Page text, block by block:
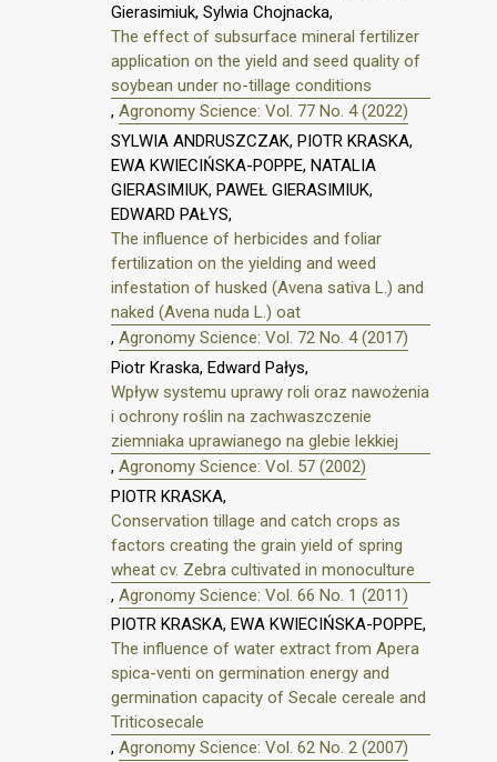
Gierasimiuk, Sylwia Chojnacka,
The effect of subsurface mineral fertilizer
application on the yield and seed quality of
soybean under no-tillage conditions
, Agronomy Science: Vol. 77 No. 4 (2022)
SYLWIA ANDRUSZCZAK, PIOTR KRASKA,
EWA KWIECIŃSKA-POPPE, NATALIA
GIERASIMIUK, PAWEŁ GIERASIMIUK,
EDWARD PAŁYS,
The influence of herbicides and foliar
fertilization on the yielding and weed
infestation of husked (Avena sativa L.) and
naked (Avena nuda L.) oat
, Agronomy Science: Vol. 72 No. 4 (2017)
Piotr Kraska, Edward Pałys,
Wpływ systemu uprawy roli oraz nawożenia
i ochrony roślin na zachwaszczenie
ziemniaka uprawianego na glebie lekkiej
, Agronomy Science: Vol. 57 (2002)
PIOTR KRASKA,
Conservation tillage and catch crops as
factors creating the grain yield of spring
wheat cv. Zebra cultivated in monoculture
, Agronomy Science: Vol. 66 No. 1 (2011)
PIOTR KRASKA, EWA KWIECIŃSKA-POPPE,
The influence of water extract from Apera
spica-venti on germination energy and
germination capacity of Secale cereale and
Triticosecale
, Agronomy Science: Vol. 62 No. 2 (2007)